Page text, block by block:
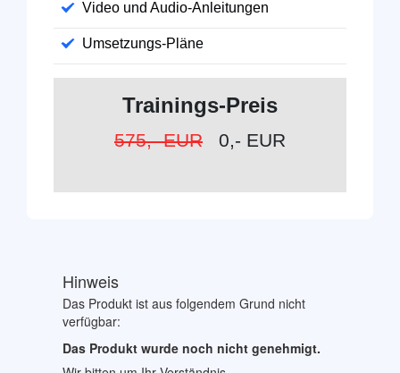
Video und Audio-Anleitungen
Umsetzungs-Pläne
Trainings-Preis
575,- EUR 0,- EUR